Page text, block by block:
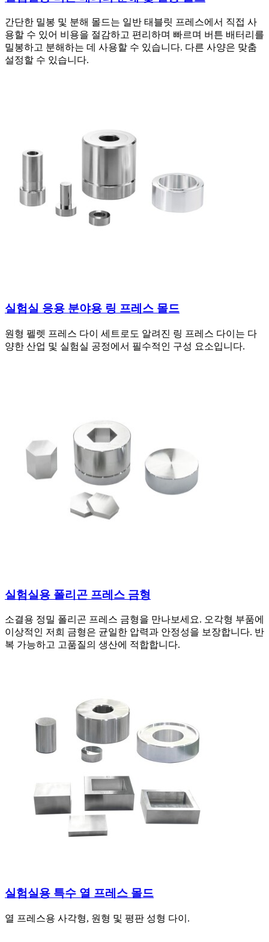
간단한 밀봉 및 분해 몰드는 일반 태블릿 프레스에서 직접 사
용할 수 있어 비용을 절감하고 편리하며 빠르며 버튼 배터리를
밀봉하고 분해하는 데 사용할 수 있습니다. 다른 사양은 맞춤
설정할 수 있습니다.
실험실 응용 분야용 링 프레스 몰드
원형 펠렛 프레스 다이 세트로도 알려진 링 프레스 다이는 다
양한 산업 및 실험실 공정에서 필수적인 구성 요소입니다.
실험실용 폴리곤 프레스 금형
소결용 정밀 폴리곤 프레스 금형을 만나보세요. 오각형 부품에
이상적인 저희 금형은 균일한 압력과 안정성을 보장합니다. 반
복 가능하고 고품질의 생산에 적합합니다.
실험실용 특수 열 프레스 몰드
열 프레스용 사각형, 원형 및 평판 성형 다이.